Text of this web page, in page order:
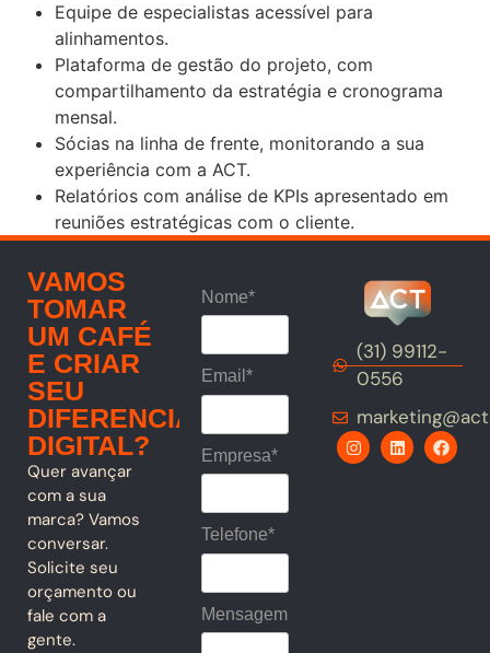
Equipe de especialistas acessível para
alinhamentos.
Plataforma de gestão do projeto, com
compartilhamento da estratégia e cronograma
mensal.
Sócias na linha de frente, monitorando a sua
experiência com a ACT.
Relatórios com análise de KPIs apresentado em
reuniões estratégicas com o cliente.
VAMOS
TOMAR
UM CAFÉ
E CRIAR
SEU
DIFERENCIAL
DIGITAL?
Quer avançar
com a sua
marca? Vamos
conversar.
Solicite seu
orçamento ou
fale com a
gente.
Nome*
Email*
Empresa*
Telefone*
Mensagem
(31) 99112-
0556